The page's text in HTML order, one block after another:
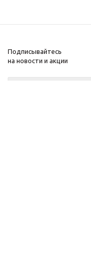
Подписывайтесь
на новости и акции